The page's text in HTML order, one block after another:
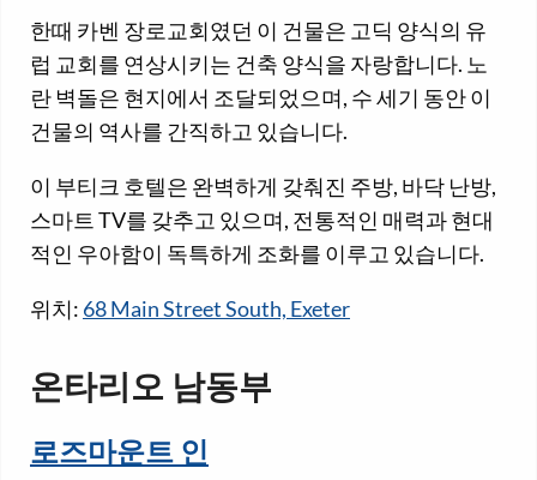
한때 카벤 장로교회였던 이 건물은 고딕 양식의 유
럽 교회를 연상시키는 건축 양식을 자랑합니다. 노
란 벽돌은 현지에서 조달되었으며, 수 세기 동안 이
건물의 역사를 간직하고 있습니다.
이 부티크 호텔은 완벽하게 갖춰진 주방, 바닥 난방,
스마트 TV를 갖추고 있으며, 전통적인 매력과 현대
적인 우아함이 독특하게 조화를 이루고 있습니다.
위치: 68 Main Street South, Exeter
온타리오 남동부
로즈마운트 인